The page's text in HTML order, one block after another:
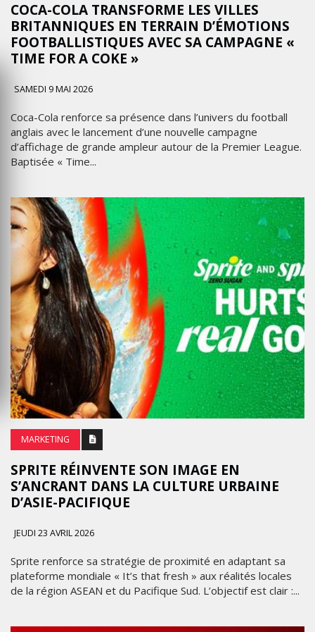
COCA-COLA TRANSFORME LES VILLES
BRITANNIQUES EN TERRAIN D’ÉMOTIONS
FOOTBALLISTIQUES AVEC SA CAMPAGNE «
TIME FOR A COKE »
SAMEDI 9 MAI 2026
Coca-Cola renforce sa présence dans l’univers du football
anglais avec le lancement d’une nouvelle campagne
d’affichage de grande ampleur autour de la Premier League.
Baptisée « Time...
MARKETING
SPRITE RÉINVENTE SON IMAGE EN
S’ANCRANT DANS LA CULTURE URBAINE
D’ASIE-PACIFIQUE
JEUDI 23 AVRIL 2026
Sprite renforce sa stratégie de proximité en adaptant sa
plateforme mondiale « It’s that fresh » aux réalités locales
de la région ASEAN et du Pacifique Sud. L’objectif est clair :...